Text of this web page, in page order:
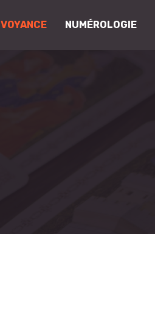
VOYANCE NUMÉROLOGIE